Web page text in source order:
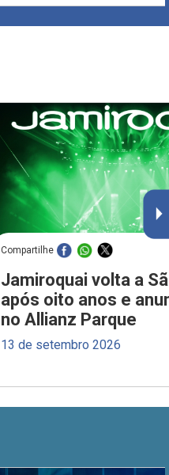
Compartilhe
Jamiroquai volta a
após oito anos e
no Allianz Parque
13 de setembro 2026